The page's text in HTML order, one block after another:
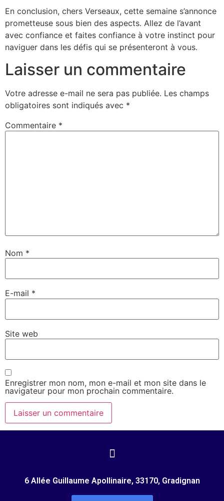
En conclusion, chers Verseaux, cette semaine s’annonce
prometteuse sous bien des aspects. Allez de l’avant
avec confiance et faites confiance à votre instinct pour
naviguer dans les défis qui se présenteront à vous.
Laisser un commentaire
Votre adresse e-mail ne sera pas publiée. Les champs
obligatoires sont indiqués avec *
Commentaire *
Nom *
E-mail *
Site web
Enregistrer mon nom, mon e-mail et mon site dans le
navigateur pour mon prochain commentaire.
6 Allée Guillaume Apollinaire, 33170, Gradignan